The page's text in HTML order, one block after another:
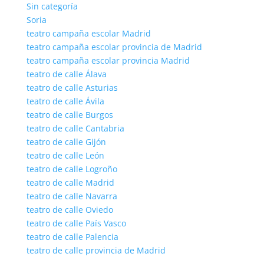
Sin categoría
Soria
teatro campaña escolar Madrid
teatro campaña escolar provincia de Madrid
teatro campaña escolar provincia Madrid
teatro de calle Álava
teatro de calle Asturias
teatro de calle Ávila
teatro de calle Burgos
teatro de calle Cantabria
teatro de calle Gijón
teatro de calle León
teatro de calle Logroño
teatro de calle Madrid
teatro de calle Navarra
teatro de calle Oviedo
teatro de calle País Vasco
teatro de calle Palencia
teatro de calle provincia de Madrid